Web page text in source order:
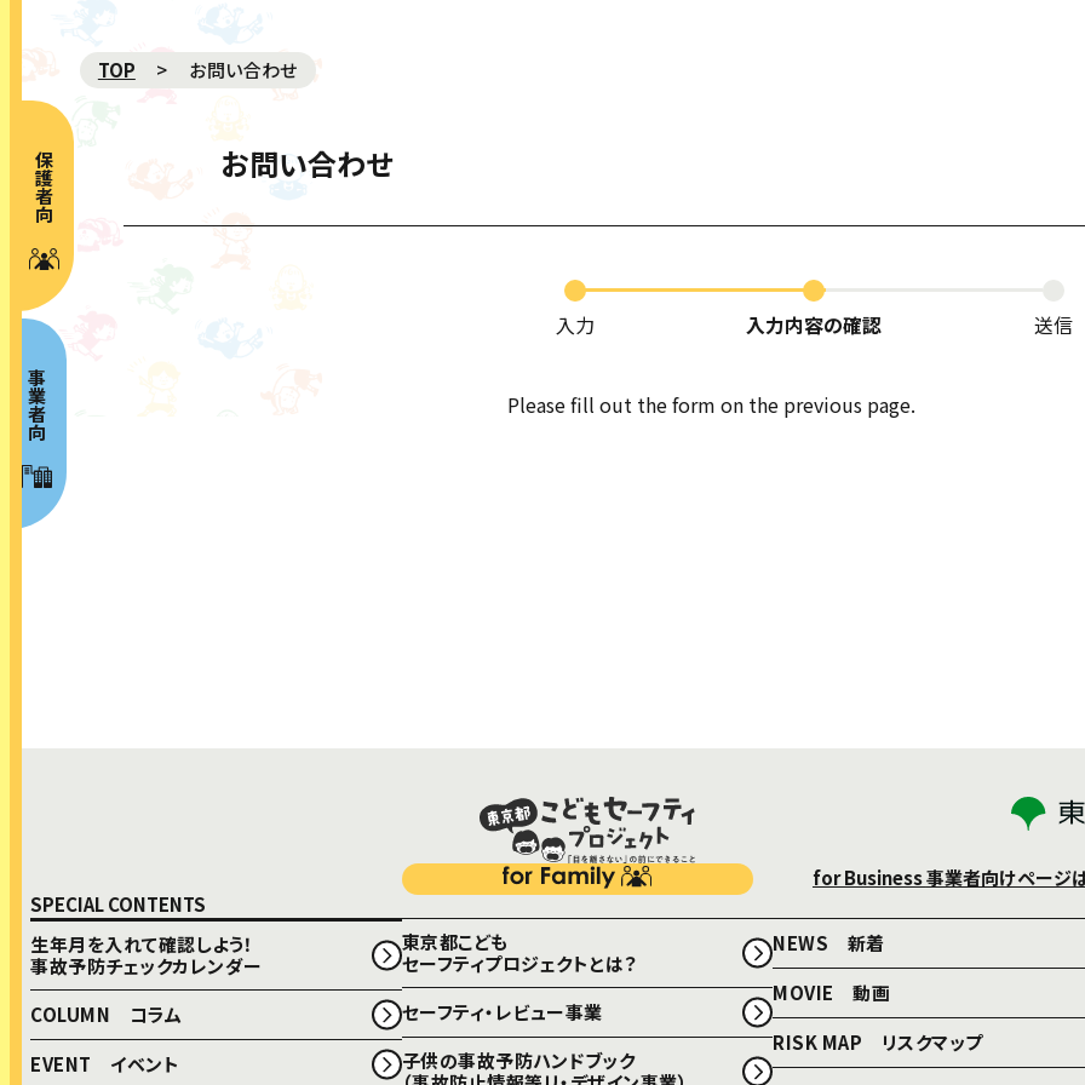
保護者向け
事業者向け
NEWS 新着
ABOUT プロジェクト概要
MOVIE 動画
GALLERY ギャラリー
RISK MAP リスクマップ
SPECIAL CONTENTS
事故予防チェックカレンダー
もっと詳しく！
事故予防お役立ちツール
TOP お問い合わせ
お問い合わせ
入力 入力内容の確認 送信
Please fill out the form on the previous page.
for Business事業者向けページ
SPECIAL CONTENTS
生年月を入れて確認しよう！
事故予防チェックカレンダー
COLUMN コラム
EVENT イベント
東京都こども
セーフティプロジェクトとは？
セーフティ・レビュー事業
子供の事故予防ハンドブック
NEWS 新着
MOVIE 動画
RISK MAP リスクマップ